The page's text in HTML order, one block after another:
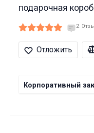
подарочная
2
Отложить
Корпоративный